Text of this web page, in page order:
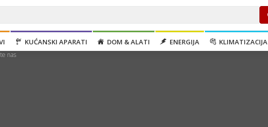
KUĆANSKI APARATI DOM & ALATI ENERGIJA KLIMATIZACIJA
nas